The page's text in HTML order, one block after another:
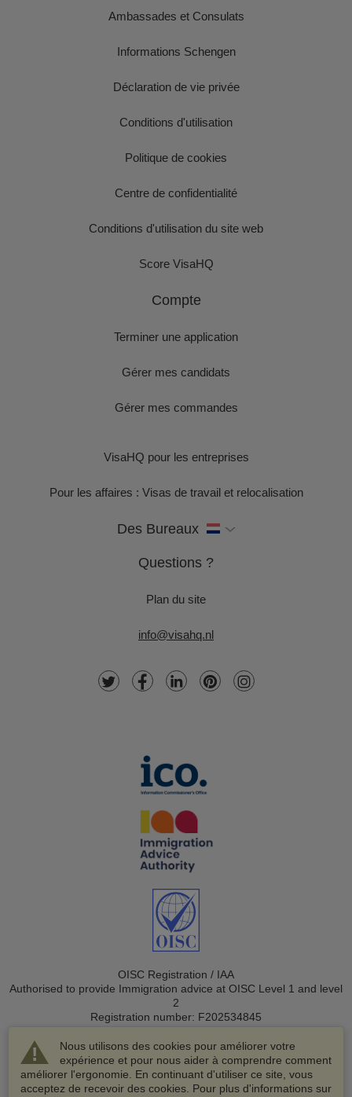
Nous utilisons des cookies pour améliorer votre
expérience et pour nous aider à comprendre comment
améliorer l'ergonomie. En continuant d'utiliser ce site, vous
acceptez de recevoir des cookies. Pour plus d'informations sur
Ambassades et Consulats
Informations Schengen
Déclaration de vie privée
Conditions d'utilisation
Politique de cookies
Centre de confidentialité
Conditions d'utilisation du site web
Score VisaHQ
Compte
Terminer une application
Gérer mes candidats
Gérer mes commandes
VisaHQ pour les entreprises
Pour les affaires : Visas de travail et relocalisation
Des Bureaux
Questions ?
Plan du site
info@visahq.nl
OISC Registration / IAA
Authorised to provide Immigration advice at OISC Level 1 and level
2
Registration number: F202534845